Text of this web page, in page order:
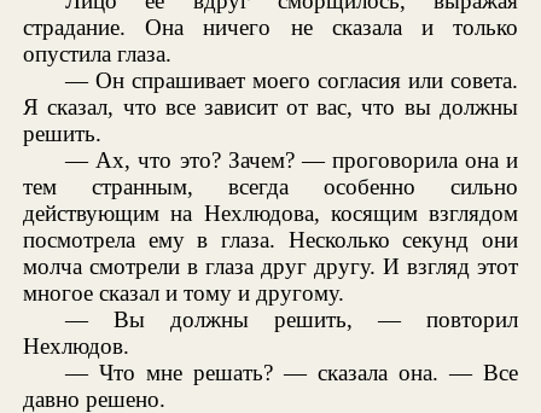
страдание. Она ничего не сказала и только
опустила глаза.
— Он спрашивает моего согласия или совета.
Я сказал, что все зависит от вас, что вы должны
решить.
— Ах, что это? Зачем? — проговорила она и
тем странным, всегда особенно сильно
действующим на Нехлюдова, косящим взглядом
посмотрела ему в глаза. Несколько секунд они
молча смотрели в глаза друг другу. И взгляд этот
многое сказал и тому и другому.
— Вы должны решить, — повторил
Нехлюдов.
— Что мне решать? — сказала она. — Все
давно решено.